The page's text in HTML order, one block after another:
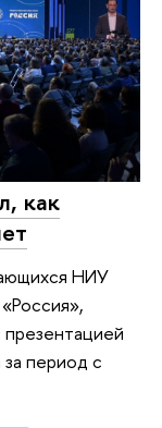
как
НИУ
период с